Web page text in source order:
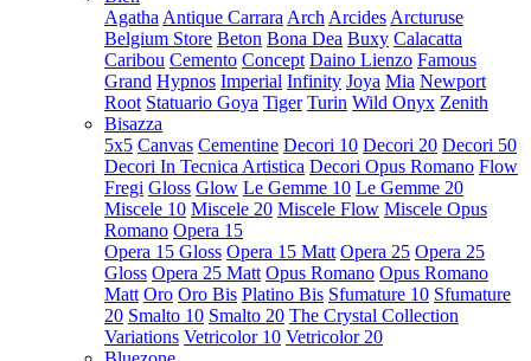
Agatha Antique Carrara Arch Arcides Arcturuse
Belgium Store Beton Bona Dea Buxy Calacatta
Caribou Cemento Concept Daino Lienzo Famous
Grand Hypnos Imperial Infinity Joya Mia Newport
Root Statuario Goya Tiger Turin Wild Onyx Zenith
Bisazza
5x5 Canvas Cementine Decori 10 Decori 20 Decori 50
Decori In Tecnica Artistica Decori Opus Romano Flow
Fregi Gloss Glow Le Gemme 10 Le Gemme 20
Miscele 10 Miscele 20 Miscele Flow Miscele Opus
Romano Opera 15
Opera 15 Gloss Opera 15 Matt Opera 25 Opera 25
Gloss Opera 25 Matt Opus Romano Opus Romano
Matt Oro Oro Bis Platino Bis Sfumature 10 Sfumature
20 Smalto 10 Smalto 20 The Crystal Collection
Variations Vetricolor 10 Vetricolor 20